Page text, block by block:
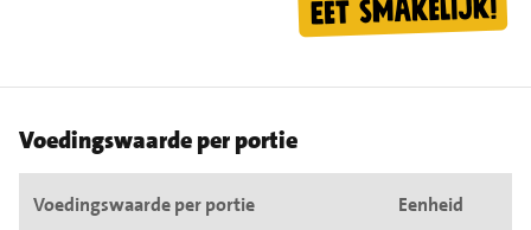
Voedingswaarde per portie
Voedingswaarde per portie Eenheid